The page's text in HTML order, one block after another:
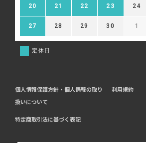
20 21 22 23 24
27 28 29 30 1
定休日
個人情報保護方針・個人情報の取り
扱いについて
利用規約
特定商取引法に基づく表記